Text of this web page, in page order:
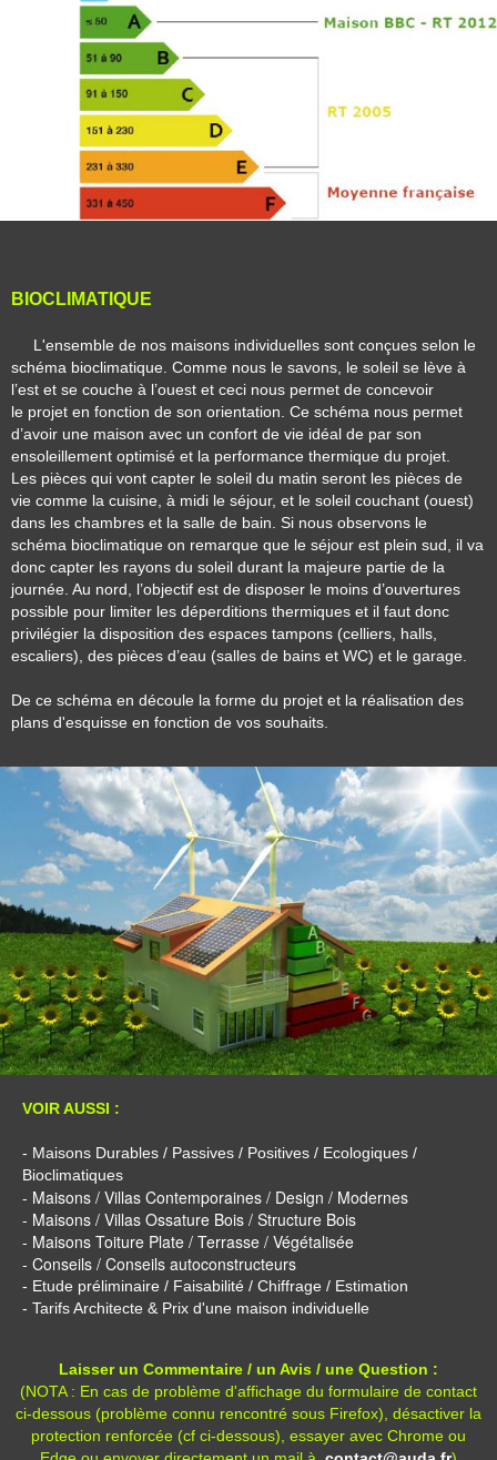
BIOCLIMATIQUE
L'ensemble de nos maisons individuelles sont conçues selon le
schéma bioclimatique. Comme nous le savons, le soleil se lève à
l’est et se couche à l’ouest et ceci nous permet de concevoir
le projet en fonction de son orientation. Ce schéma nous permet
d’avoir une maison avec un confort de vie idéal de par son
ensoleillement optimisé et la performance thermique du projet.
Les pièces qui vont capter le soleil du matin seront les pièces de
vie comme la cuisine, à midi le séjour, et le soleil couchant (ouest)
dans les chambres et la salle de bain. Si nous observons le
schéma bioclimatique on remarque que le séjour est plein sud, il va
donc capter les rayons du soleil durant la majeure partie de la
journée. Au nord, l’objectif est de disposer le moins d’ouvertures
possible pour limiter les déperditions thermiques et il faut donc
privilégier la disposition des espaces tampons (celliers, halls,
escaliers), des pièces d’eau (salles de bains et WC) et le garage.
De ce schéma en découle la forme du projet et la réalisation des
plans d'esquisse en fonction de vos souhaits.
VOIR AUSSI :
- Maisons Durables / Passives / Positives / Ecologiques /
Bioclimatiques
- Maisons / Villas Contemporaines / Design / Modernes
- Maisons / Villas Ossature Bois / Structure Bois
- Maisons Toiture Plate / Terrasse / Végétalisée
- Conseils / Conseils autoconstructeurs
- Etude préliminaire / Faisabilité / Chiffrage / Estimation
- Tarifs Architecte & Prix d'une maison individuelle
Laisser un Commentaire / un Avis / une Question :
(NOTA : En cas de problème d'affichage du formulaire de contact
ci-dessous (problème connu rencontré sous Firefox), désactiver la
protection renforcée (cf ci-dessous), essayer avec Chrome ou